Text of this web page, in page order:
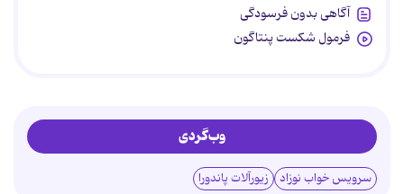
آگاهی بدون فرسودگی
فرمول شکست پنتاگون
وب‌گردی
سرویس خواب نوزاد زیورآلات پاندورا